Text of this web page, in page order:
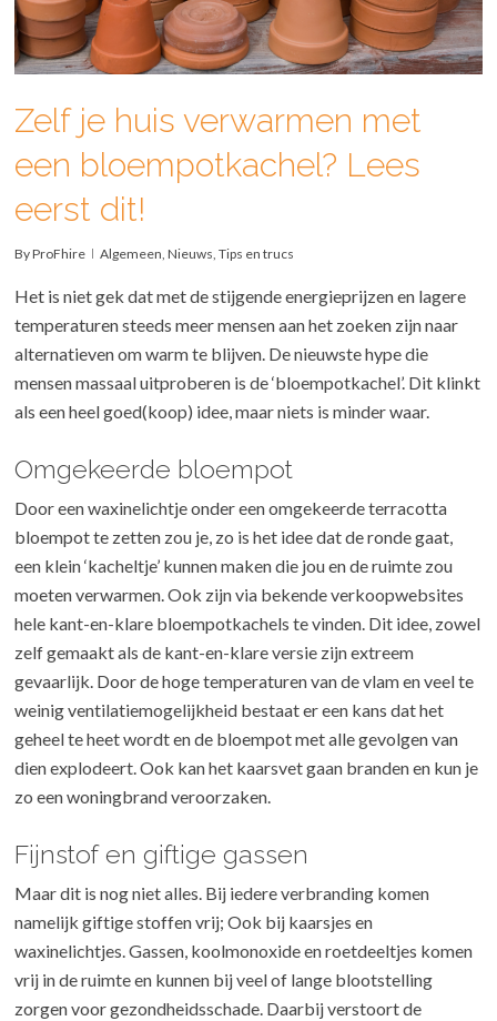
Zelf je huis verwarmen met
een bloempotkachel? Lees
eerst dit!
ByProFhire Algemeen ,Nieuws ,Tips en trucs
Het is niet gek dat met de stijgende energieprijzen en lagere
temperaturen steeds meer mensen aan het zoeken zijn naar
alternatieven om warm te blijven. De nieuwste hype die
mensen massaal uitproberen is de ‘bloempotkachel’. Dit klinkt
als een heel goed(koop) idee, maar niets is minder waar.
Omgekeerde bloempot
Door een waxinelichtje onder een omgekeerde terracotta
bloempot te zetten zou je, zo is het idee dat de ronde gaat,
een klein ‘kacheltje’ kunnen maken die jou en de ruimte zou
moeten verwarmen. Ook zijn via bekende verkoopwebsites
hele kant-en-klare bloempotkachels te vinden. Dit idee, zowel
zelf gemaakt als de kant-en-klare versie zijn extreem
gevaarlijk. Door de hoge temperaturen van de vlam en veel te
weinig ventilatiemogelijkheid bestaat er een kans dat het
geheel te heet wordt en de bloempot met alle gevolgen van
dien explodeert. Ook kan het kaarsvet gaan branden en kun je
zo een woningbrand veroorzaken.
Fijnstof en giftige gassen
Maar dit is nog niet alles. Bij iedere verbranding komen
namelijk giftige stoffen vrij; Ook bij kaarsjes en
waxinelichtjes. Gassen, koolmonoxide en roetdeeltjes komen
vrij in de ruimte en kunnen bij veel of lange blootstelling
zorgen voor gezondheidsschade. Daarbij verstoort de